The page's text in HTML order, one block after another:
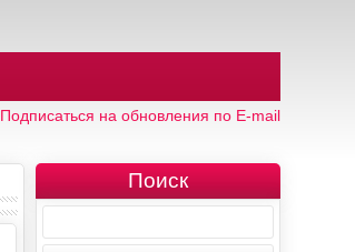
Подписаться на обновления по E-mail
Поиск